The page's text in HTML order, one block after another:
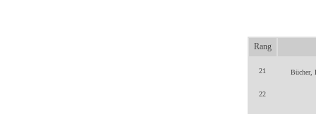
Rang
21
Bücher,
22